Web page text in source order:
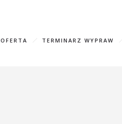
OFERTA TERMINARZ WYPRAW